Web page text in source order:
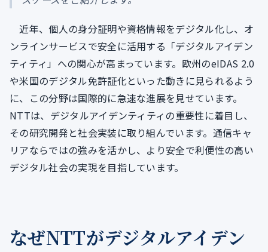
近年、個人の身分証明や資格情報をデジタル化し、オ
ンラインサービスで安全に活用する「デジタルアイデン
ティティ」への関心が高まっています。欧州のeIDAS 2.0
や米国のデジタル免許証化といった動きに見られるよう
に、この分野は国際的に急速な進展を見せています。
NTTは、デジタルアイデンティティの重要性に着目し、
その研究開発と社会実装に取り組んでいます。通信キャ
リアならではの強みを活かし、より安全で利便性の高い
デジタル社会の実現を目指しています。
なぜNTTがデジタルアイデン